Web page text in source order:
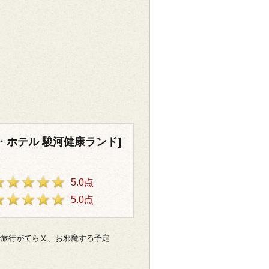
ホテル 駿河健康ランド]
5.0点
5.0点
行がてら又、お邪魔する予定